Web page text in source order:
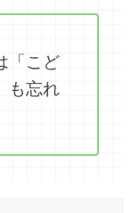
「こど
も忘れ